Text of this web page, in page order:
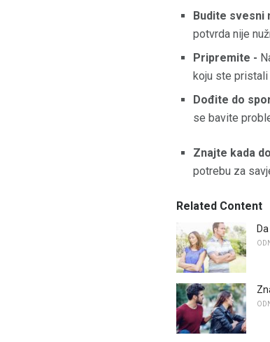
Budite svesni
potvrda nije
Pripremite -
koju ste
Dođite do
se bavite
Znajte kada
potrebu za
Related Content